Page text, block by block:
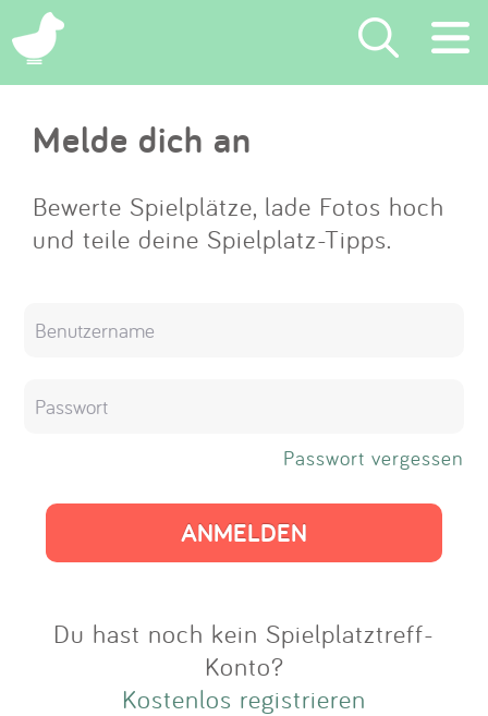
×
Suchen
Eintragen
App
Melde dich an
Bewerte Spielplätze, lade Fotos hoch
und teile deine Spielplatz-Tipps.
Passwort vergessen
Du hast noch kein Spielplatztreff-
Konto?
Kostenlos registrieren